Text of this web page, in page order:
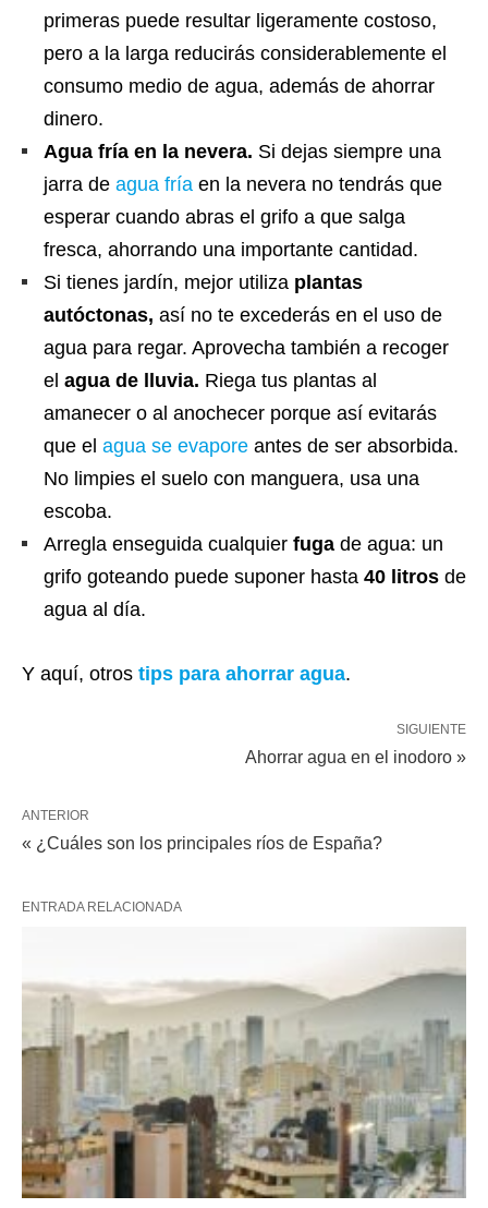
primeras puede resultar ligeramente costoso,
pero a la larga reducirás considerablemente el
consumo medio de agua, además de ahorrar
dinero.
Agua fría en la nevera. Si dejas siempre una
jarra de agua fría en la nevera no tendrás que
esperar cuando abras el grifo a que salga
fresca, ahorrando una importante cantidad.
Si tienes jardín, mejor utiliza plantas
autóctonas, así no te excederás en el uso de
agua para regar. Aprovecha también a recoger
el agua de lluvia. Riega tus plantas al
amanecer o al anochecer porque así evitarás
que el agua se evapore antes de ser absorbida.
No limpies el suelo con manguera, usa una
escoba.
Arregla enseguida cualquier fuga de agua: un
grifo goteando puede suponer hasta 40 litros de
agua al día.
Y aquí, otros tips para ahorrar agua.
SIGUIENTE
Ahorrar agua en el inodoro »
ANTERIOR
« ¿Cuáles son los principales ríos de España?
ENTRADA RELACIONADA